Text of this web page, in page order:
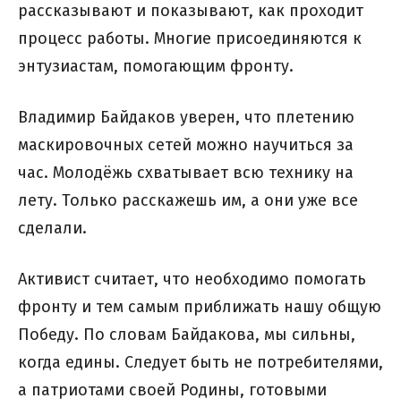
рассказывают и показывают, как проходит
процесс работы. Многие присоединяются к
энтузиастам, помогающим фронту.
Владимир Байдаков уверен, что плетению
маскировочных сетей можно научиться за
час. Молодёжь схватывает всю технику на
лету. Только расскажешь им, а они уже все
сделали.
Активист считает, что необходимо помогать
фронту и тем самым приближать нашу общую
Победу. По словам Байдакова, мы сильны,
когда едины. Следует быть не потребителями,
а патриотами своей Родины, готовыми